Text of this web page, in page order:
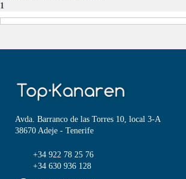
1
Avda. Barranco de las Torres 10, local 3-A
38670 Adeje - Tenerife
+34 922 78 25 76
+34 630 936 128